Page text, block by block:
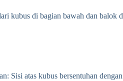
kubus di bagian bawah dan
Sisi atas kubus bersentuhan